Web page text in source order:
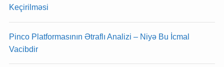
Keçirilməsi
Pinco Platformasının Ətraflı Analizi – Niyə Bu İcmal
Vacibdir